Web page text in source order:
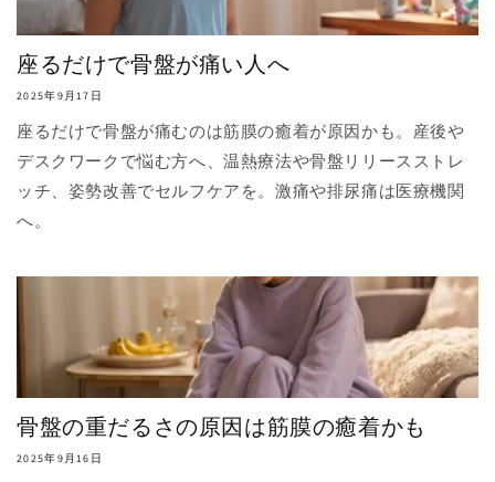
座るだけで骨盤が痛い人へ
2025年9月17日
座るだけで骨盤が痛むのは筋膜の癒着が原因かも。産後や
デスクワークで悩む方へ、温熱療法や骨盤リリースストレ
ッチ、姿勢改善でセルフケアを。激痛や排尿痛は医療機関
へ。
骨盤の重だるさの原因は筋膜の癒着かも
2025年9月16日